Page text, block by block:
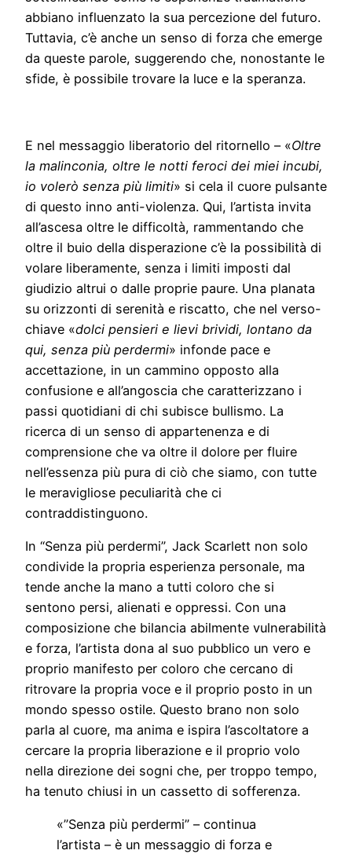
abbiano influenzato la sua percezione del futuro.
Tuttavia, c’è anche un senso di forza che emerge
da queste parole, suggerendo che, nonostante le
sfide, è possibile trovare la luce e la speranza.
E nel messaggio liberatorio del ritornello – «Oltre
la malinconia, oltre le notti feroci dei miei incubi,
io volerò senza più limiti» si cela il cuore pulsante
di questo inno anti-violenza. Qui, l’artista invita
all’ascesa oltre le difficoltà, rammentando che
oltre il buio della disperazione c’è la possibilità di
volare liberamente, senza i limiti imposti dal
giudizio altrui o dalle proprie paure. Una planata
su orizzonti di serenità e riscatto, che nel verso-
chiave «dolci pensieri e lievi brividi, lontano da
qui, senza più perdermi» infonde pace e
accettazione, in un cammino opposto alla
confusione e all’angoscia che caratterizzano i
passi quotidiani di chi subisce bullismo. La
ricerca di un senso di appartenenza e di
comprensione che va oltre il dolore per fluire
nell’essenza più pura di ciò che siamo, con tutte
le meravigliose peculiarità che ci
contraddistinguono.
In “Senza più perdermi”, Jack Scarlett non solo
condivide la propria esperienza personale, ma
tende anche la mano a tutti coloro che si
sentono persi, alienati e oppressi. Con una
composizione che bilancia abilmente vulnerabilità
e forza, l’artista dona al suo pubblico un vero e
proprio manifesto per coloro che cercano di
ritrovare la propria voce e il proprio posto in un
mondo spesso ostile. Questo brano non solo
parla al cuore, ma anima e ispira l’ascoltatore a
cercare la propria liberazione e il proprio volo
nella direzione dei sogni che, per troppo tempo,
ha tenuto chiusi in un cassetto di sofferenza.
«”Senza più perdermi” – continua
l’artista – è un messaggio di forza e